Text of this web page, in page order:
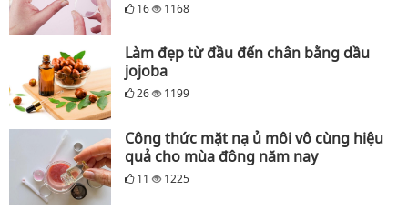
16 1168
Làm đẹp từ đầu đến chân bằng dầu
jojoba
26 1199
Công thức mặt nạ ủ môi vô cùng hiệu
quả cho mùa đông năm nay
11 1225